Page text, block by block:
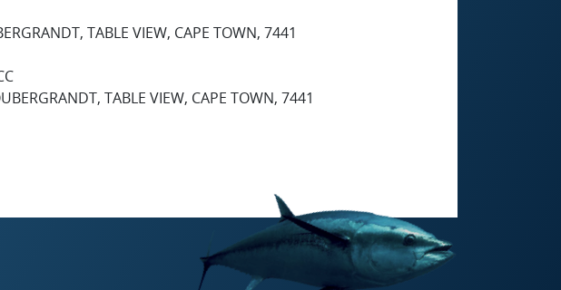
TABLE VIEW, CAPE TOWN, 7441
TABLE VIEW, CAPE TOWN, 7441